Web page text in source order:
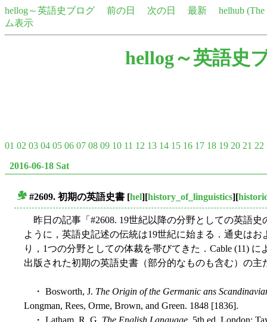
hellog～英語史ブログ 前の日 次の日 最新
helhub
ム表示
hellog～英語史
01 02 03 04 05 06 07 08 09 10 11 12 13 14 15 16 17 18 19 20 21 22
2016-06-18 Sat
#2609. 初期の英語史書 [hel][history_of_linguistics][
昨日の記事「#2608. 19世紀以降の分野としての英語史
ように，英語史記述の伝統は19世紀に始まる．通史は
り，1つの分野としての体裁を帯びてきた．Cable (11)
出版された初期の英語史書（部分的なものも含む）の
・ Bosworth, J. The Origin of the Germanic ans
Longman, Rees, Orme, Brown, and Green. 1848 [1836].
・ Latham, R. G. The English Language. 5th ed. London: